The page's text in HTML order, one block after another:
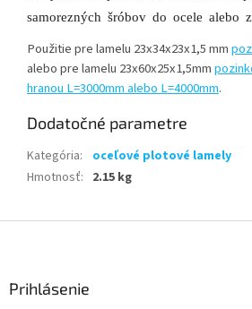
samorezných šróbov do ocele alebo
Použitie pre lamelu 23x34x23x1,5 mm
alebo pre lamelu 23x60x25x1,5mm
hranou L=3000mm alebo L=4000mm.
Dodatočné parametre
Kategória:
oceľové plotové lamely
Hmotnosť: 2.15 kg
Prihlásenie